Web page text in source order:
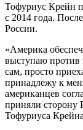
Тофуриус Крейн
с 2014 года.
России.
«Америка
выступаю против
сам, просто
принадлежу к
американцев
приняли сторону
Тофуриуса